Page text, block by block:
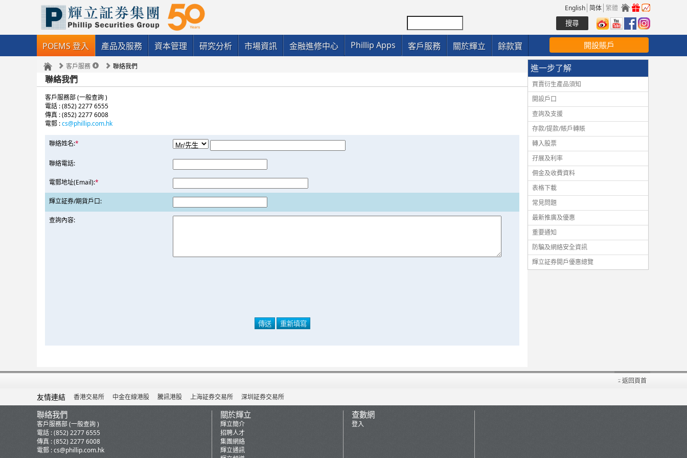
English 简体 繁體
POEMS 登入 產品及服務 資本管理 研究分析 市場資訊 金融進修中心 Phillip Apps 客戶服務 關於輝立 餘款寶 開設賬戶
客戶服務 聯絡我們
聯絡我們
客戶服務部 (一般查詢 )
電話 : (852) 2277 6555
傳真 : (852) 2277 6008
電郵 :cs@phillip.com.hk
聯絡姓名:*
聯絡電話:
電郵地址(Email):*
輝立証券/期貨戶口:
查詢內容:
進一步了解
買賣衍生產品須知
開設戶口
查詢及支援
存款/提款/賬戶轉賬
轉入股票
孖展及利率
佣金及收費資料
表格下載
常見問題
最新推廣及優惠
重要通知
防騙及網絡安全資訊
輝立証券開戶優惠總覽
返回頁首
友情連結 香港交易所 中金在線港股 騰訊港股 上海証券交易所 深圳証券交易所
聯絡我們
客戶服務部 (一般查詢 )
電話 : (852) 2277 6555
傳真 : (852) 2277 6008
電郵 :cs@phillip.com.hk
關於輝立
輝立簡介
招聘人才
集團網絡
輝立通訊
查數網
登入